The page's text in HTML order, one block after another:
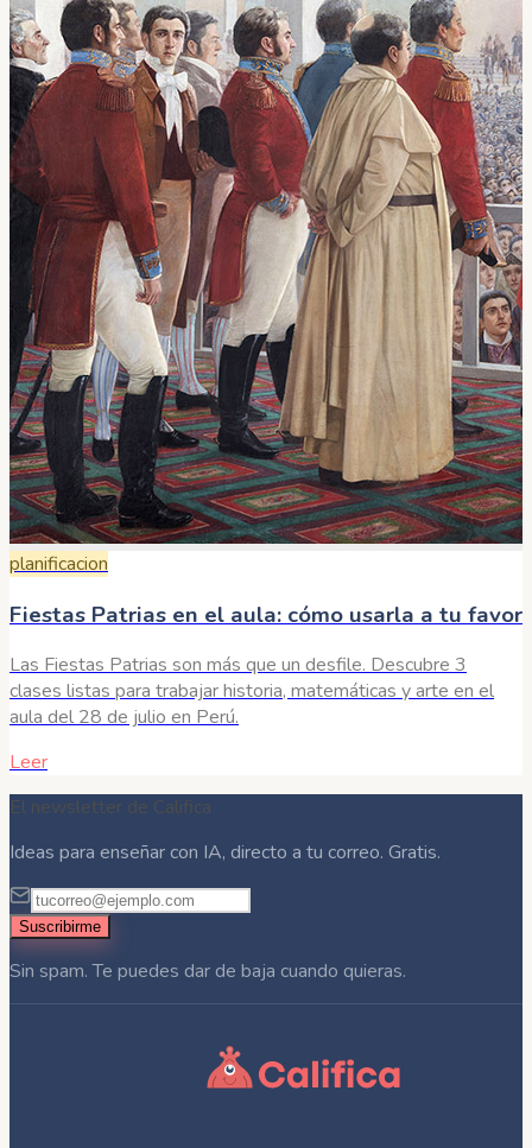
planificacion
Fiestas Patrias en el aula: cómo usarla a tu favor
Las Fiestas Patrias son más que un desfile. Descubre 3
clases listas para trabajar historia, matemáticas y arte en el
aula del 28 de julio en Perú.
Leer
El newsletter de Califica
Ideas para enseñar con IA, directo a tu correo. Gratis.
Suscribirme
Sin spam. Te puedes dar de baja cuando quieras.